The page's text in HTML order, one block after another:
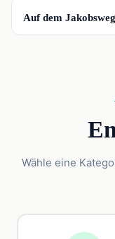
📍
Auf dem Jakobsweg
Wähle eine